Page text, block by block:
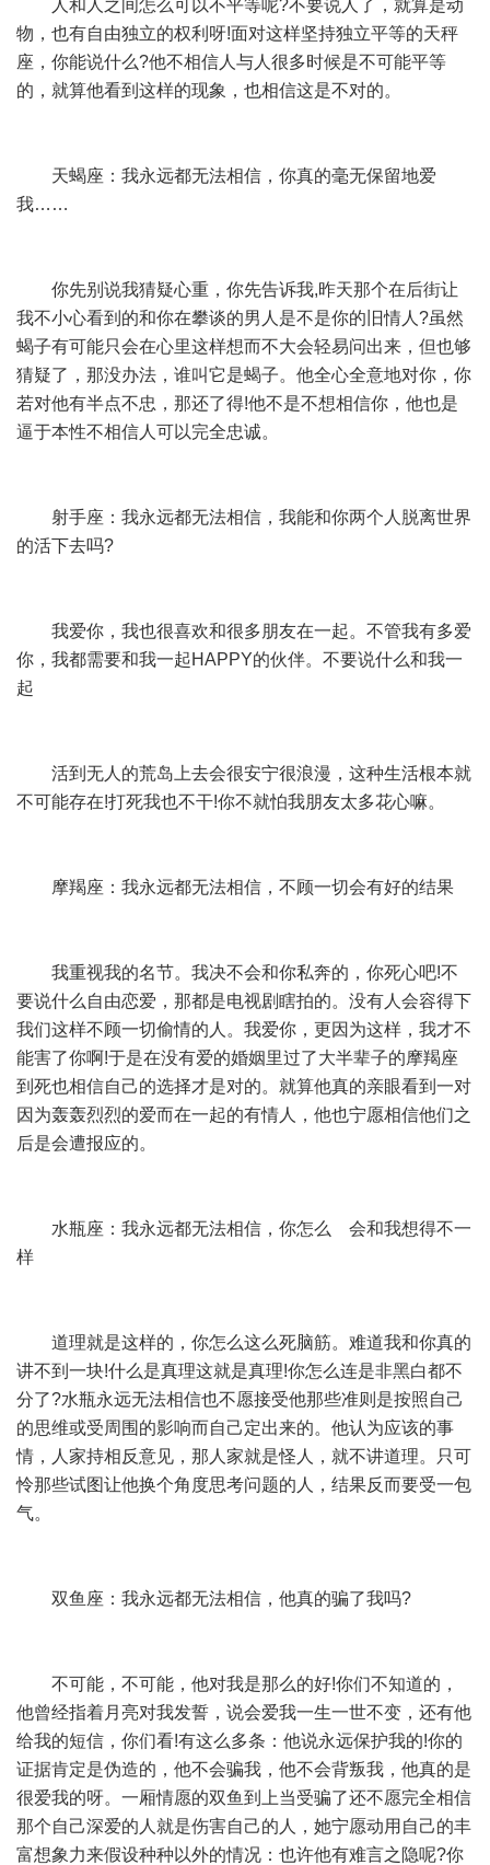
人和人之间怎么可以不平等呢?不要说人了，就算是动
物，也有自由独立的权利呀!面对这样坚持独立平等的天秤
座，你能说什么?他不相信人与人很多时候是不可能平等
的，就算他看到这样的现象，也相信这是不对的。
天蝎座：我永远都无法相信，你真的毫无保留地爱
我……
你先别说我猜疑心重，你先告诉我,昨天那个在后街让
我不小心看到的和你在攀谈的男人是不是你的旧情人?虽然
蝎子有可能只会在心里这样想而不大会轻易问出来，但也够
猜疑了，那没办法，谁叫它是蝎子。他全心全意地对你，你
若对他有半点不忠，那还了得!他不是不想相信你，他也是
逼于本性不相信人可以完全忠诚。
射手座：我永远都无法相信，我能和你两个人脱离世界
的活下去吗?
我爱你，我也很喜欢和很多朋友在一起。不管我有多爱
你，我都需要和我一起HAPPY的伙伴。不要说什么和我一
起
活到无人的荒岛上去会很安宁很浪漫，这种生活根本就
不可能存在!打死我也不干!你不就怕我朋友太多花心嘛。
摩羯座：我永远都无法相信，不顾一切会有好的结果
我重视我的名节。我决不会和你私奔的，你死心吧!不
要说什么自由恋爱，那都是电视剧瞎拍的。没有人会容得下
我们这样不顾一切偷情的人。我爱你，更因为这样，我才不
能害了你啊!于是在没有爱的婚姻里过了大半辈子的摩羯座
到死也相信自己的选择才是对的。就算他真的亲眼看到一对
因为轰轰烈烈的爱而在一起的有情人，他也宁愿相信他们之
后是会遭报应的。
水瓶座：我永远都无法相信，你怎么 会和我想得不一
样
道理就是这样的，你怎么这么死脑筋。难道我和你真的
讲不到一块!什么是真理这就是真理!你怎么连是非黑白都不
分了?水瓶永远无法相信也不愿接受他那些准则是按照自己
的思维或受周围的影响而自己定出来的。他认为应该的事
情，人家持相反意见，那人家就是怪人，就不讲道理。只可
怜那些试图让他换个角度思考问题的人，结果反而要受一包
气。
双鱼座：我永远都无法相信，他真的骗了我吗?
不可能，不可能，他对我是那么的好!你们不知道的，
他曾经指着月亮对我发誓，说会爱我一生一世不变，还有他
给我的短信，你们看!有这么多条：他说永远保护我的!你的
证据肯定是伪造的，他不会骗我，他不会背叛我，他真的是
很爱我的呀。一厢情愿的双鱼到上当受骗了还不愿完全相信
那个自己深爱的人就是伤害自己的人，她宁愿动用自己的丰
富想象力来假设种种以外的情况：也许他有难言之隐呢?你